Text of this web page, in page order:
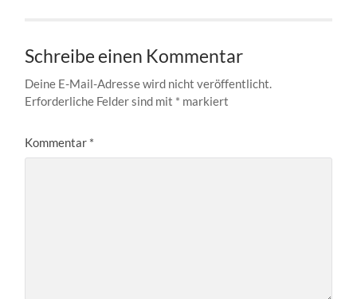
Schreibe einen Kommentar
Deine E-Mail-Adresse wird nicht veröffentlicht.
Erforderliche Felder sind mit * markiert
Kommentar *